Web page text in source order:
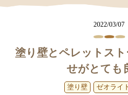
2022/03/07
塗り壁とペレットス
せがとても
塗り壁 ゼオライ